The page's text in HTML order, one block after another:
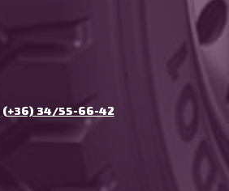
(+36) 34/55-66-42